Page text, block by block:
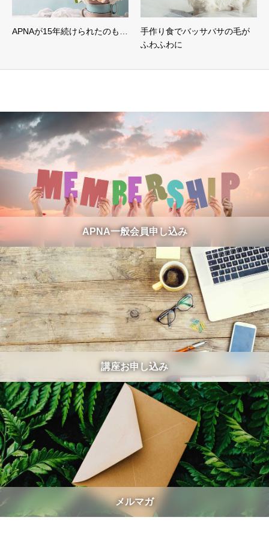
APNAが15年続けられたのも…
手作り食でバッサバサの毛が
ふわふわに
APNA一般会員申し込み
講座お申し込み
メルマガ